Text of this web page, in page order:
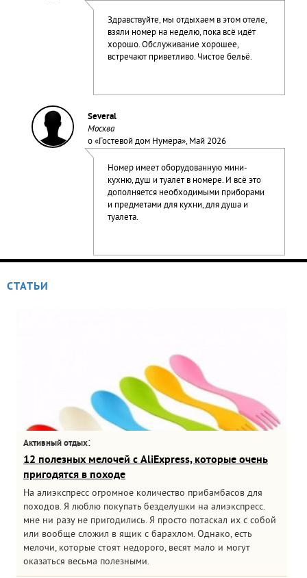
Здравствуйте, мы отдыхаем в этом отеле,
взяли номер на неделю, пока всё идёт
хорошо. Обслуживание хорошее,
встречают приветливо. Чистое бельё.
Several
Москва
о «Гостевой дом Нумера», Май 2026
Номер имеет оборудованную мини-
кухню, душ и туалет в номере. И всё это
дополняется необходимыми приборами
и предметами для кухни, для душа и
туалета.
СТАТЬИ
Активный отдых:
12 полезных мелочей с AliExpress, которые очень
пригодятся в походе
На алиэкспресс огромное количество прибамбасов для
походов. Я люблю покупать безделушки на алиэкспресс.
мне ни разу не пригодились. Я просто потаскал их с собой
или вообще сложил в ящик с барахлом. Однако, есть
мелочи, которые стоят недорого, весят мало и могут
оказаться весьма полезными.